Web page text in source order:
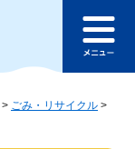
ュ
> ごみ・リサイクル >